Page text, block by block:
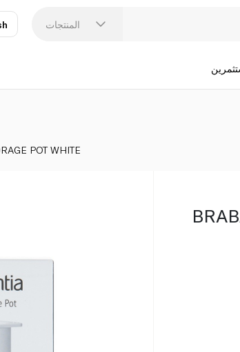
المنتجات
POT WHITE